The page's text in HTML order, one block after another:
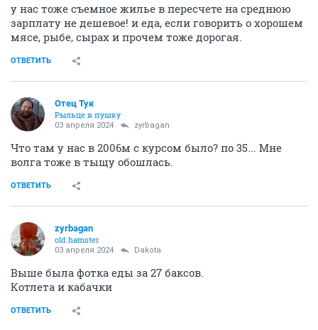
у нас тоже съемное жилье в пересчете на среднюю
зарплату не дешевое! и еда, если говорить о хорошем
мясе, рыбе, сырах и прочем тоже дорогая.
ОТВЕТИТЬ
Отец Тук
Рыльце в пушку
03 апреля 2024 zyrbagan
Что там у нас в 2006м с курсом было? по 35... Мне
волга тоже в тыщу обошлась.
ОТВЕТИТЬ
zyrbagan
old hamster
03 апреля 2024 Dаkota
Выше была фотка еды за 27 баксов.
Котлета и кабачки
ОТВЕТИТЬ